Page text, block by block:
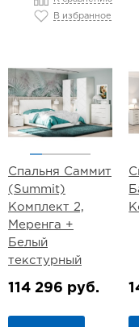
В избранное
Спальня Саммит
(Summit)
Комплект 2,
Меренга +
Белый
текстурный
114 296 руб.